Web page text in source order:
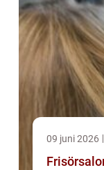
09 juni 2026